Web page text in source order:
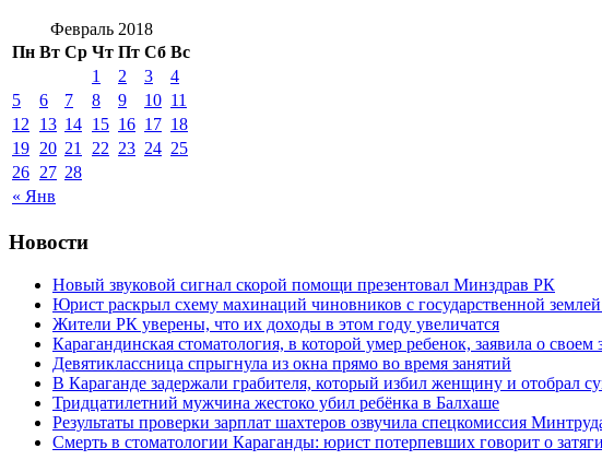
Февраль 2018
Пн Вт Ср Чт Пт Сб Вс
« Янв
1 2 3
4
5
6 7 8 9 10 11
12 13 14 15 16 17 18
19 20 21 22 23 24 25
26 27 28
Новости
Новый звуковой сигнал скорой помощи презентовал Минздрав РК
Юрист раскрыл схему махинаций чиновников с государственной землей
Жители РК уверены, что их доходы в этом году увеличатся
Карагандинская стоматология, в которой умер ребенок, заявила о своем
Девятиклассница спрыгнула из окна прямо во время занятий
В Караганде задержали грабителя, который избил женщину и отобрал
Тридцатилетний мужчина жестоко убил ребёнка в Балхаше
Результаты проверки зарплат шахтеров озвучила спецкомиссия
Смерть в стоматологии Караганды: юрист потерпевших говорит о